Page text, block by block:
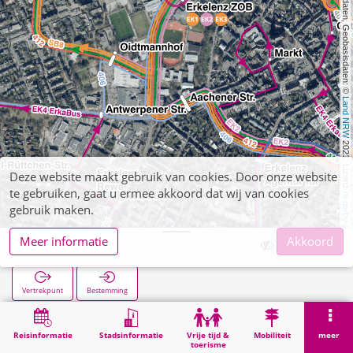
, Kartendaten, Geobasisdaten: ©
Land NRW
2021, Lizenz
dl-de/by-2-0
Reisinformatie Stadsinformatie
Vrije tijd &
toerisme
Mobiliteit meer
Erkelenz ZOB
Vertrekpunt Bestemming
Zoekopracht Erkelenz ZOB
Deze website maakt gebruik van cookies. Door onze website
te gebruiken, gaat u ermee akkoord dat wij van cookies
gebruik maken.
Meer informatie
Akkoord